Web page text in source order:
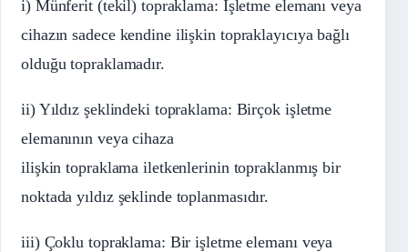
i) Münferit (tekil) topraklama: İşletme elemanı veya
cihazın sadece kendine ilişkin topraklayıcıya bağlı
olduğu topraklamadır.
ii) Yıldız şeklindeki topraklama: Birçok işletme
elemanının veya cihaza
ilişkin topraklama iletkenlerinin topraklanmış bir
noktada yıldız şeklinde toplanmasıdır.
iii) Çoklu topraklama: Bir işletme elemanı veya